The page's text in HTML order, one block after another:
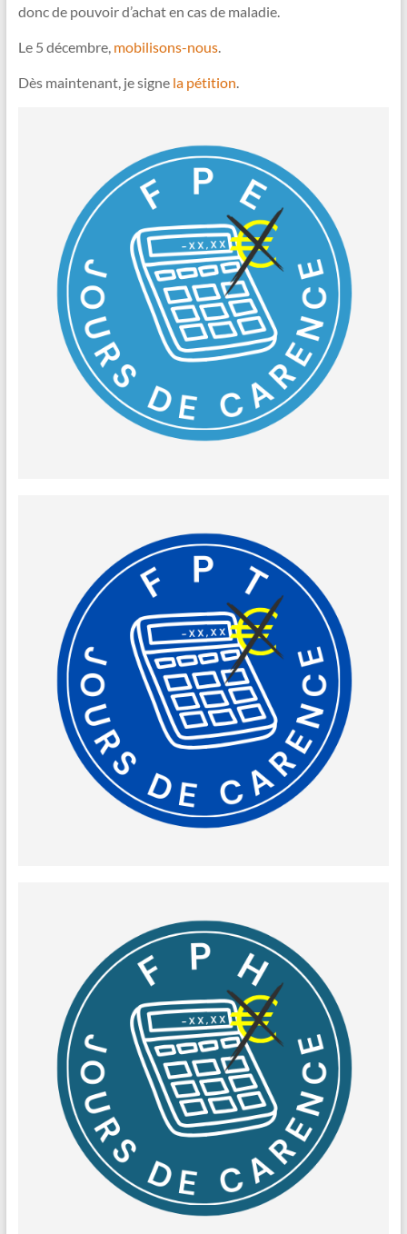
donc de pouvoir d’achat en cas de maladie.
Le 5 décembre, mobilisons-nous.
Dès maintenant, je signe la pétition.